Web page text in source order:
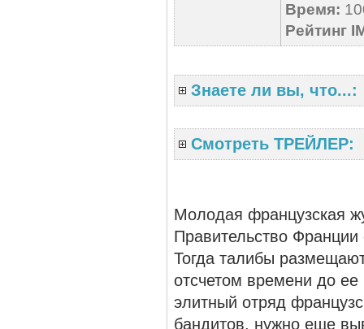
Время:
Рейтинг
Знаете ли вы, что...:
Смотреть ТРЕЙЛЕР:
Молодая французская
Правительство Франции
Тогда талибы
отсчетом времени до
элитный отряд
бандитов, нужно еще